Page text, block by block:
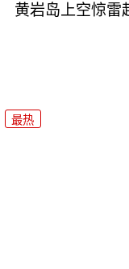
黄岩岛上空惊雷
最热